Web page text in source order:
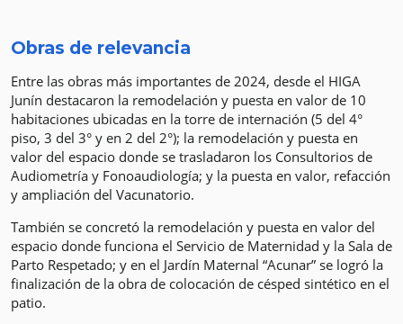
Obras de relevancia
Entre las obras más importantes de 2024, desde el HIGA
Junín destacaron la remodelación y puesta en valor de 10
habitaciones ubicadas en la torre de internación (5 del 4°
piso, 3 del 3° y en 2 del 2°); la remodelación y puesta en
valor del espacio donde se trasladaron los Consultorios de
Audiometría y Fonoaudiología; y la puesta en valor, refacción
y ampliación del Vacunatorio.
También se concretó la remodelación y puesta en valor del
espacio donde funciona el Servicio de Maternidad y la Sala de
Parto Respetado; y en el Jardín Maternal “Acunar” se logró la
finalización de la obra de colocación de césped sintético en el
patio.